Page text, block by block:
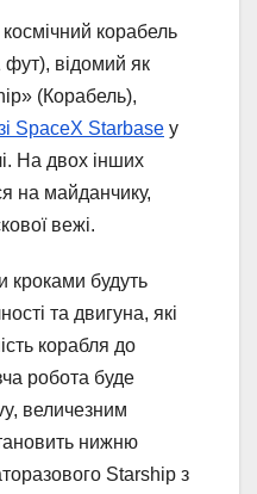
корабель
відомий як
(Корабель),
SpaceX Starbase у
На двох інших
на майданчику,
вежі.
кроками будуть
та двигуна, які
корабля до
робота буде
величезним
нижню
Starship з